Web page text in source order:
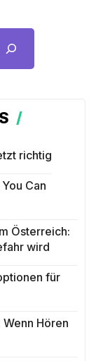
richtig
Can
Österreich:
wird
für
Hören